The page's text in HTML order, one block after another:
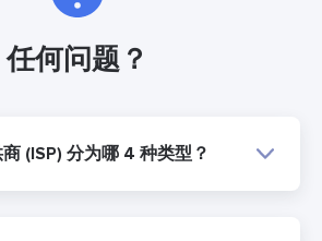
任何问题？
(ISP) 分为哪 4 种类型？